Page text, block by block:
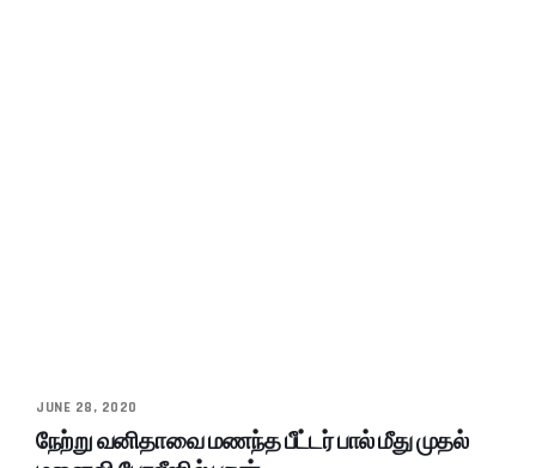
JUNE 28, 2020
நேற்று வனிதாவை மணந்த பீட்டர் பால் மீது முதல்